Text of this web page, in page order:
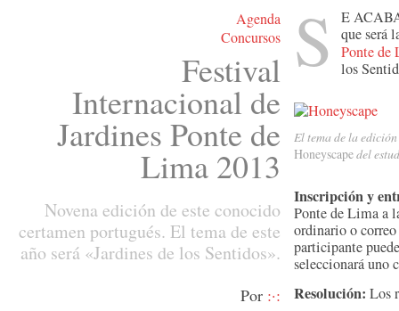
Agenda
Concursos
Festival
Internacional de
Jardines Ponte de
Lima 2013
Novena edición de este conocido
certamen portugués. El tema de este
año será «Jardines de los Sentidos».
Por :·:
S
e
que será
Ponte de
los
El tema de la
Honeyscapedel
Inscripción y
Ponte de Lima a
ordinario o
participante
seleccionará uno
Resolución: Los